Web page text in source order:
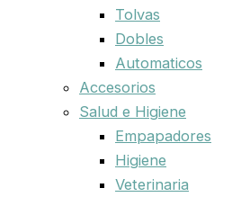
Tolvas
Dobles
Automaticos
Accesorios
Salud e Higiene
Empapadores
Higiene
Veterinaria